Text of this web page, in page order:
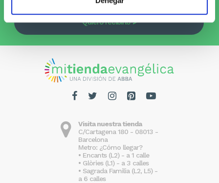
Quiero recibirlo
Visita nuestra tienda
C/Cartagena 180 - 08013 -
Barcelona
Metro: ¿Cómo llegar?
• Encants (L2) - a 1 calle
• Glòries (L1) - a 3 calles
• Sagrada Familia (L2, L5) -
a 6 calles